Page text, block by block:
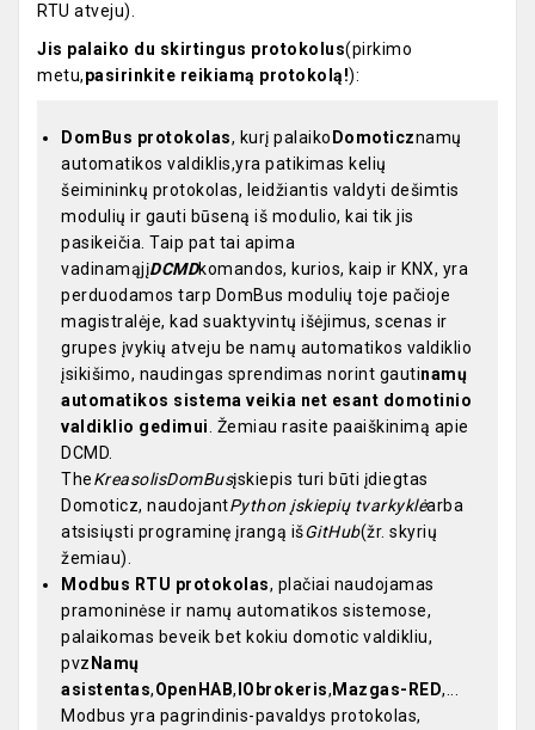
RTU atveju).
Jis palaiko du skirtingus protokolus(pirkimo
metu,pasirinkite reikiamą protokolą!):
DomBus protokolas, kurį palaiko Domoticznamų
automatikos valdiklis,yra patikimas kelių
šeimininkų protokolas, leidžiantis valdyti dešimtis
modulių ir gauti būseną iš modulio, kai tik jis
pasikeičia. Taip pat tai apima
vadinamąjįDCMDkomandos, kurios, kaip ir KNX, yra
perduodamos tarp DomBus modulių toje pačioje
magistralėje, kad suaktyvintų išėjimus, scenas ir
grupes įvykių atveju be namų automatikos valdiklio
įsikišimo, naudingas sprendimas norint gautinamų
automatikos sistema veikia net esant domotinio
valdiklio gedimui. Žemiau rasite paaiškinimą apie
DCMD.
TheKreasolisDomBusįskiepis turi būti įdiegtas
Domoticz, naudojantPython įskiepių tvarkyklėarba
atsisiųsti programinę įrangą išGitHub(žr. skyrių
žemiau).
Modbus RTU protokolas, plačiai naudojamas
pramoninėse ir namų automatikos sistemose,
palaikomas beveik bet kokiu domotic valdikliu,
pvz Namų
asistentas,OpenHAB, IObrokeris, Mazgas-RED,...
Modbus yra pagrindinis-pavaldys protokolas,